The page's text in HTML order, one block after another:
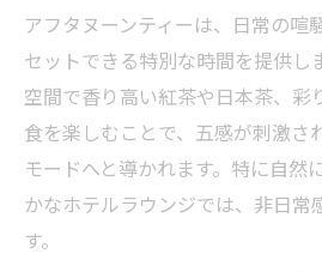
アフタヌーンティーは、日常の喧
セットできる特別な時間を提供し
空間で香り高い紅茶や日本茶、彩
食を楽しむことで、五感が刺激さ
モードへと導かれます。特に自然
かなホテルラウンジでは、非日常
す。